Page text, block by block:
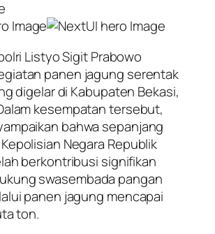
Listyo Sigit Prabowo
panen jagung serentak
digelar di Kabupaten Bekasi,
kesempatan tersebut,
bahwa sepanjang
Negara Republik
berkontribusi signifikan
swasembada pangan
panen jagung mencapai
ton.